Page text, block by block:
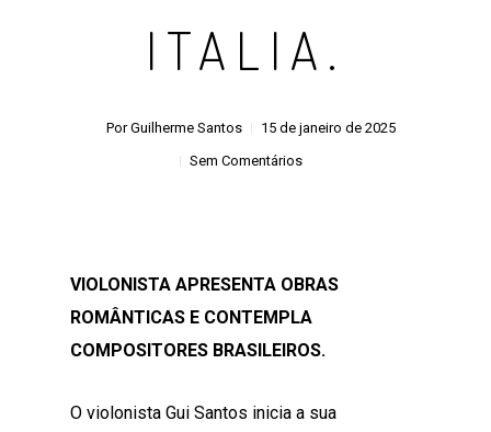
ITALIA.
PorGuilherme Santos
15 de janeiro de 2025
Sem Comentários
VIOLONISTA APRESENTA OBRAS
ROMÂNTICAS E CONTEMPLA
COMPOSITORES BRASILEIROS.
O violonista Gui Santos inicia a sua